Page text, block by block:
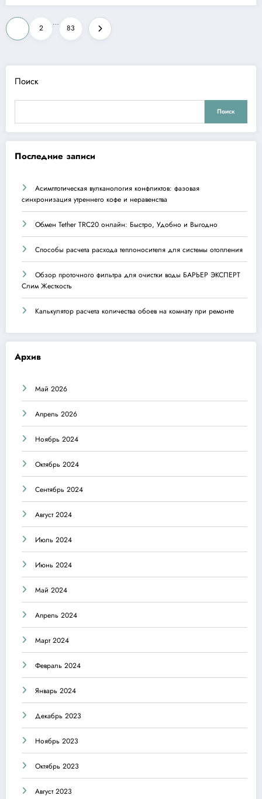
Пагинация
записей
2
…
83
Поиск
Поиск
Последние записи
Асимптотическая вулканология конфликтов: фазовая
синхронизация утреннего кофе и неравенства
Обмен Tether TRC20 онлайн: Быстро, Удобно и Выгодно
Способы расчета расхода теплоносителя для системы отопления
Обзор проточного фильтра для очистки воды БАРЬЕР ЭКСПЕРТ
Слим Жесткость
Калькулятор расчета количества обоев на комнату при ремонте
Архив
Май 2026
Апрель 2026
Ноябрь 2024
Октябрь 2024
Сентябрь 2024
Август 2024
Июль 2024
Июнь 2024
Май 2024
Апрель 2024
Март 2024
Февраль 2024
Январь 2024
Декабрь 2023
Ноябрь 2023
Октябрь 2023
Август 2023